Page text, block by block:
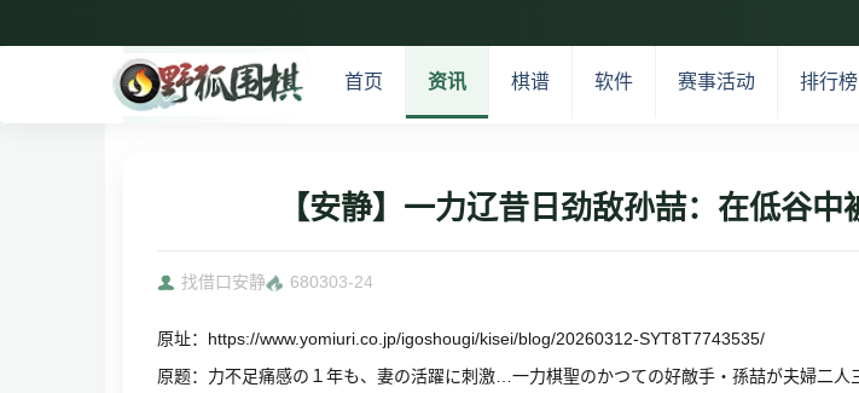
首页 资讯 棋谱 软件 赛事活动 排行榜
【安静】一力辽昔日劲敌孙喆：在低谷
找借口安静 680303-24
原址： https://www.yomiuri.co.jp/igoshougi/kisei/blog/20260312-SYT8T7743535/
原题： 力不足痛感の１年も、妻の活躍に刺激…一力棋聖のかつての好敵手・孫喆が夫婦二人